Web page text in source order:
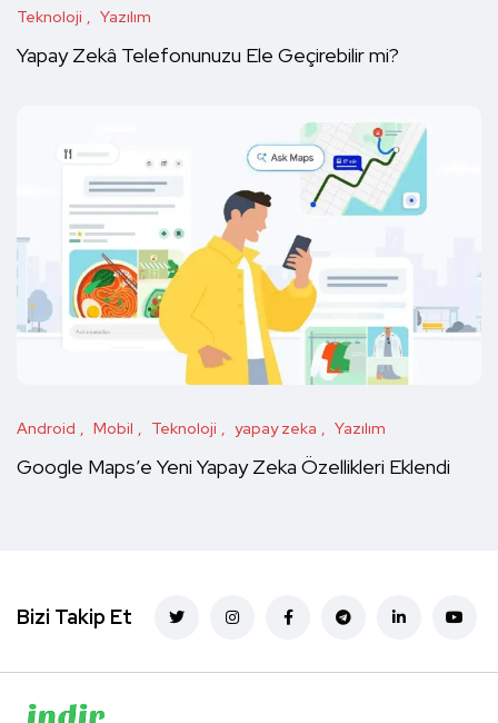
Teknoloji Yazılım
Yapay Zekâ Telefonunuzu Ele Geçirebilir mi?
Android Mobil Teknoloji yapay zeka Yazılım
Google Maps’e Yeni Yapay Zeka Özellikleri Eklendi
Bizi Takip Et